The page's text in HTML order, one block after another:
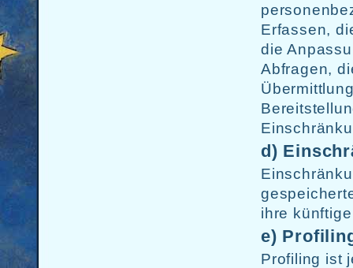
Erfassen,
die
Abfragen,
d)
ihre
e)
Profiling ist